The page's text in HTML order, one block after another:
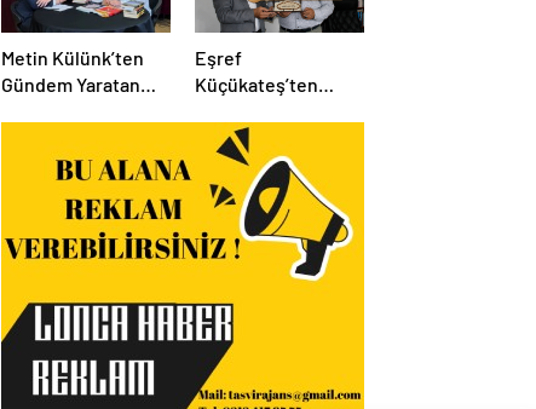
Metin Külünk’ten
Gündem Yaratan
Siyasete İlişkin
Mesajlar
Eşref
Küçükateş’ten
Hüseyin Avni
Mutlu’ya Anlamlı
Ziyaret